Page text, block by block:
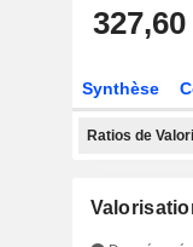
327,60
Synthèse
Ratios de